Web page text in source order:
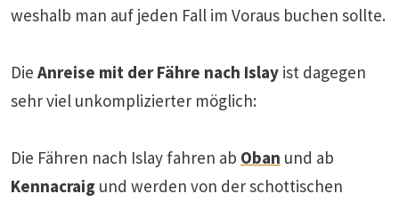
weshalb man auf jeden Fall im Voraus buchen sollte.
Die Anreise mit der Fähre nach Islay ist dagegen
sehr viel unkomplizierter möglich:
Die Fähren nach Islay fahren ab Oban und ab
Kennacraig und werden von der schottischen